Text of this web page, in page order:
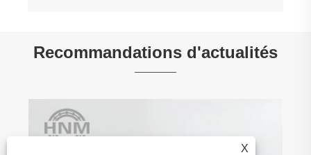
Recommandations d'actualités
X